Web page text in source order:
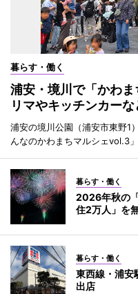
暮らす・働く
浦安・境川で「かわ
リマやキッチンカーな
浦安の境川公園（浦安市東野1
んなのかわまちマルシェvol.3」
暮らす・働く
2026年秋の
住2万人」を
暮らす・働く
東西線・浦
出店